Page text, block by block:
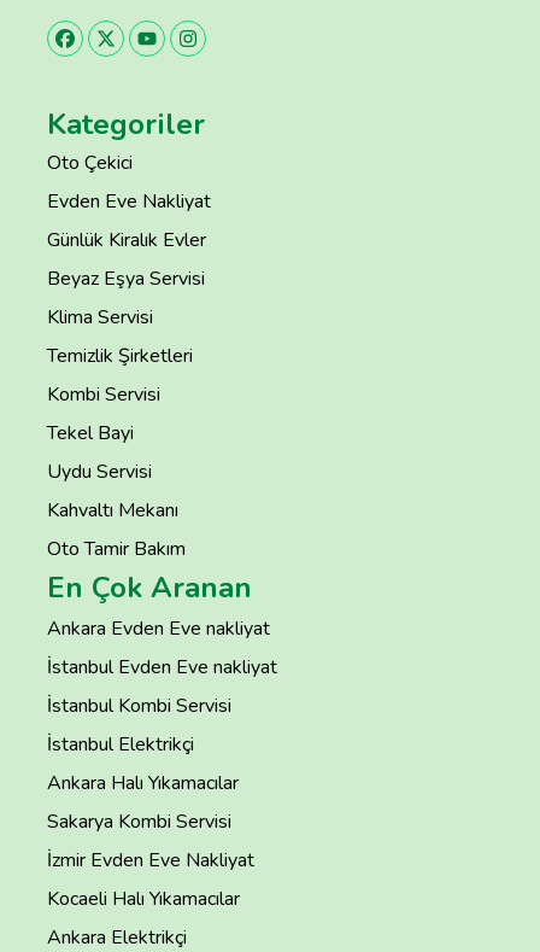
Kategoriler
Oto Çekici
Evden Eve Nakliyat
Günlük Kiralık Evler
Beyaz Eşya Servisi
Klima Servisi
Temizlik Şirketleri
Kombi Servisi
Tekel Bayi
Uydu Servisi
Kahvaltı Mekanı
Oto Tamir Bakım
En Çok Aranan
Ankara Evden Eve nakliyat
İstanbul Evden Eve nakliyat
İstanbul Kombi Servisi
İstanbul Elektrikçi
Ankara Halı Yıkamacılar
Sakarya Kombi Servisi
İzmir Evden Eve Nakliyat
Kocaeli Halı Yıkamacılar
Ankara Elektrikçi